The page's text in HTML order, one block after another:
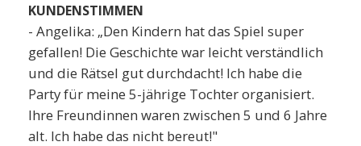
KUNDENSTIMMEN
- Angelika: „Den Kindern hat das Spiel super
gefallen! Die Geschichte war leicht verständlich
und die Rätsel gut durchdacht! Ich habe die
Party für meine 5-jährige Tochter organisiert.
Ihre Freundinnen waren zwischen 5 und 6 Jahre
alt. Ich habe das nicht bereut!"